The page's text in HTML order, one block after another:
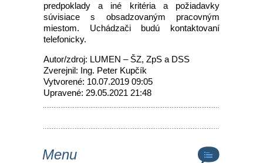
predpoklady a iné kritéria a požiadavky
súvisiace s obsadzovaným pracovným
miestom. Uchádzači budú kontaktovaní
telefonicky.
Autor/zdroj: LUMEN – ŠZ, ZpS a DSS
Zverejnil: Ing. Peter Kupčík
Vytvorené: 10.07.2019 09:05
Upravené: 29.05.2021 21:48
Menu